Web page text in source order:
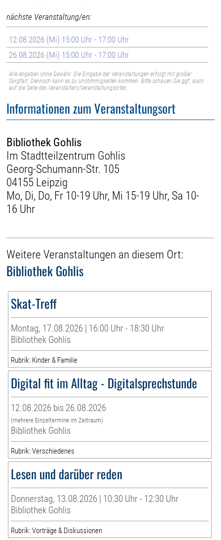
nächste Veranstaltung/en:
12.08.2026 (Mi) 15:00 Uhr - 17:00 Uhr
26.08.2026 (Mi) 15:00 Uhr - 17:00 Uhr
Alle Angaben ohne Gewähr. Die Eingabe der Veranstaltungen erfolgt mit großer
Sorgfalt. Dennoch kann es zu Unstimmigkeiten kommen. Bitte schauen Sie ggf. auch
auf die Seite des Veranstalters/Veranstaltungsortes.
Informationen zum Veranstaltungsort
Bibliothek Gohlis
Im Stadtteilzentrum Gohlis
Georg-Schumann-Str. 105
04155 Leipzig
Mo, Di, Do, Fr 10-19 Uhr, Mi 15-19 Uhr, Sa 10-
16 Uhr
Weitere Veranstaltungen an diesem Ort:
Bibliothek Gohlis
Skat-Treff
Montag, 17.08.2026 | 16:00 Uhr - 18:30 Uhr
Bibliothek Gohlis
Rubrik: Kinder & Familie
Digital fit im Alltag - Digitalsprechstunde
12.08.2026 bis 26.08.2026
(mehrere Einzeltermine im Zeitraum)
Bibliothek Gohlis
Rubrik: Verschiedenes
Lesen und darüber reden
Donnerstag, 13.08.2026 | 10:30 Uhr - 12:30 Uhr
Bibliothek Gohlis
Rubrik: Vorträge & Diskussionen